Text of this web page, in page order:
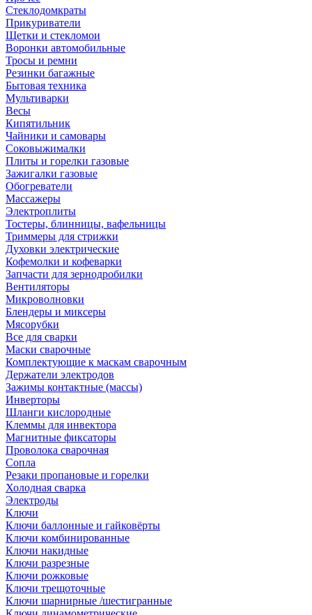
Стеклодомкраты
Прикуриватели
Щетки и стекломои
Воронки автомобильные
Тросы и ремни
Резинки багажные
Бытовая техника
Мультиварки
Весы
Кипятильник
Чайники и самовары
Соковыжималки
Плиты и горелки газовые
Зажигалки газовые
Обогреватели
Массажеры
Электроплиты
Тостеры, блинницы, вафельницы
Триммеры для стрижки
Духовки электрические
Кофемолки и кофеварки
Запчасти для зернодробилки
Вентиляторы
Микроволновки
Блендеры и миксеры
Мясорубки
Все для сварки
Маски сварочные
Комплектующие к маскам сварочным
Держатели электродов
Зажимы контактные (массы)
Инверторы
Шланги кислородные
Клеммы для инвектора
Магнитные фиксаторы
Проволока сварочная
Сопла
Резаки пропановые и горелки
Холодная сварка
Электроды
Ключи
Ключи баллонные и гайковёрты
Ключи комбинированные
Ключи накидные
Ключи разрезные
Ключи рожковые
Ключи трещоточные
Ключи шарнирные /шестигранные